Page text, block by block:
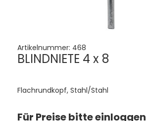
Artikelnummer: 468
BLINDNIETE 4 x 8
Flachrundkopf, Stahl/Stahl
Für Preise bitte einloggen